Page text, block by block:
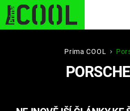
STARHOUSE BUFFY,
PLNEJ KOTEL
Prima COOL